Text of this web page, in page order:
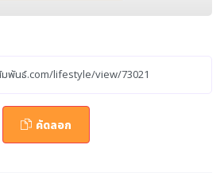
/ Zen / Central สาขาชิดลมแ
รือช่องทางออนไลน์ สอบถามข้อมูลเ
รนด์
คัดลอก